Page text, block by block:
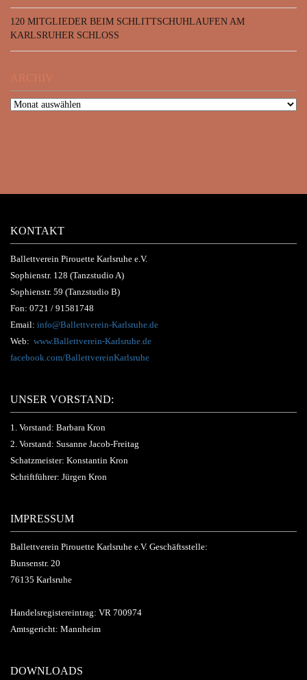
120 MITGLIEDER BEIM SCHLITTSCHUHLAUFEN AM
KARLSRUHER SCHLOSS
ARCHIV
KONTAKT
Ballettverein Pirouette Karlsruhe e.V.
Sophienstr. 128 (Tanzstudio A)
Sophienstr. 59 (Tanzstudio B)
Fon: 0721 / 91581748
Email: info@Ballettverein-Karlsruhe.de
Web: www.Ballettverein-Karlsruhe.de
facebook.com/BallettvereinKarlsruhe
UNSER VORSTAND:
1. Vorstand: Barbara Kron
2. Vorstand: Susanne Jacob-Freitag
Schatzmeister: Konstantin Kron
Schriftführer: Jürgen Kron
IMPRESSUM
Ballettverein Pirouette Karlsruhe e.V. Geschäftsstelle:
Bunsenstr. 20
76135 Karlsruhe
Handelsregistereintrag: VR 700974
Amtsgericht: Mannheim
DOWNLOADS